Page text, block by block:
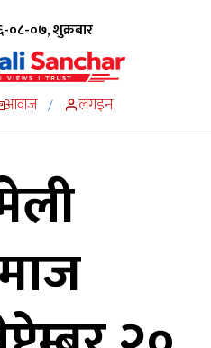
०७, शुक्रबार
आवाज / लगइन